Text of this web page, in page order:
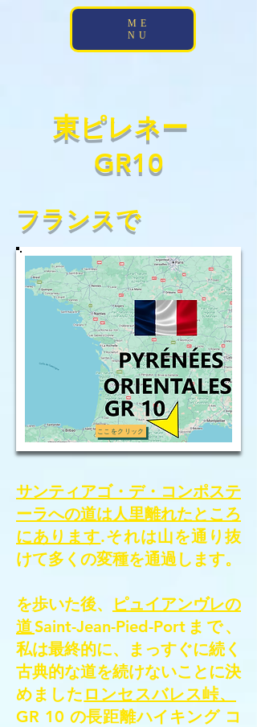
ME
NU
東ピレネー
GR10
フランスで
ここをクリック
サンティアゴ・デ・コンポステ
ーラへの道は人里離れたところ
にあります.それは山を通り抜
けて多くの変種を通過します。
を歩いた後、
ピュイアンヴレの
道Saint-Jean-Pied-Portまで、
私は最終的に、まっすぐに続く
古典的な道を続けないことに決
めました ロンセスバレス峠、
GR 10 の長距離ハイキング コ